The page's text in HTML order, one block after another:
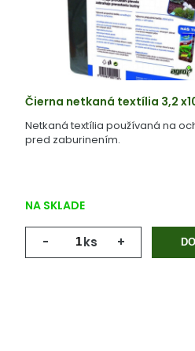
Čierna netkaná textília 3,2
Netkaná textília používaná na
pred zaburinením.
NA SKLADE
- ks +